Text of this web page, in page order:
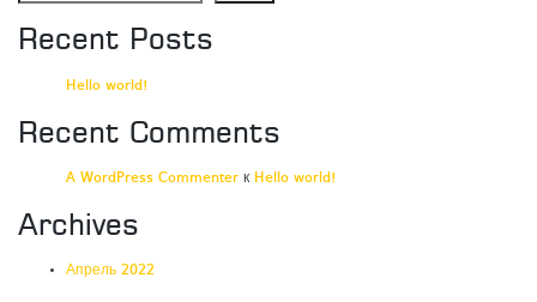
Recent Posts
Hello world!
Recent Comments
A WordPress Commenter к Hello world!
Archives
Апрель 2022